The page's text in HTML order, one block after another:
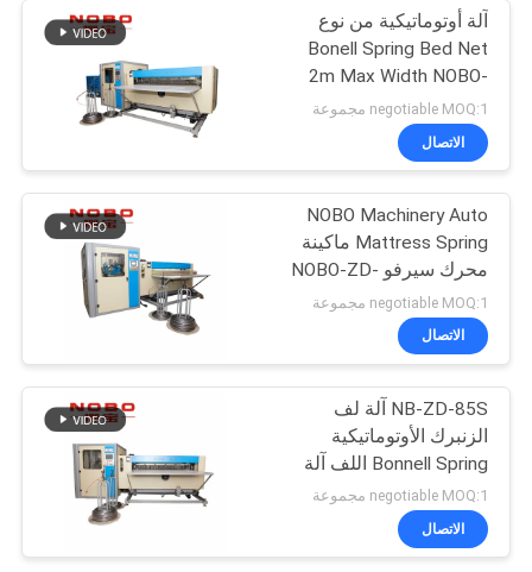
آلة أوتوماتيكية من نوع
Bonell Spring Bed Net
2m Max Width NOBO-
ZD-100S
negotiable MOQ:1 مجموعة
الاتصال
NOBO Machinery Auto
Mattress Spring ماكينة
محرك سيرفو NOBO-ZD-
85S
negotiable MOQ:1 مجموعة
الاتصال
NB-ZD-85S آلة لف
الزنبرك الأوتوماتيكية
Bonnell Spring اللف آلة
negotiable MOQ:1 مجموعة
الاتصال